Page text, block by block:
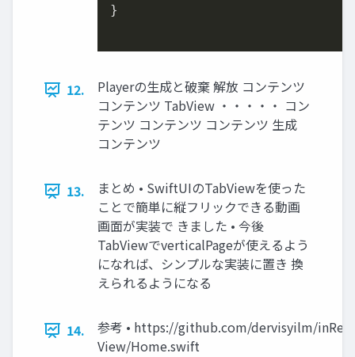
}
12.
Playerの生成と破棄 解放 コンテンツ
コンテンツ TabView ・・・・・ コン
テンツ コンテンツ コンテンツ 生成
コンテンツ
13.
まとめ • SwiftUIのTabViewを使った
ことで簡単に縦フリックできる動画
画面が実装で きました • 今後
TabViewでverticalPageが使えるよう
になれば、シンプルな実装に置き 換
えられるようになる
14.
参考 • https://github.com/dervisyilm/
View/Home.swift